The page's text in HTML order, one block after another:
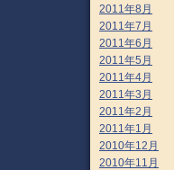
2011年8月
2011年7月
2011年6月
2011年5月
2011年4月
2011年3月
2011年2月
2011年1月
2010年12月
2010年11月